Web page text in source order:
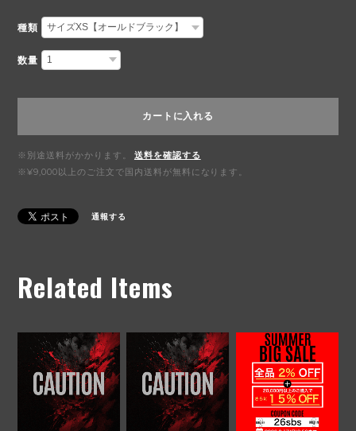
種類
数量
カートに入れる
※別途送料がかかります。
送料を確認する
※¥9,000以上のご注文で国内送料が無料になります。
通報する
Related Items